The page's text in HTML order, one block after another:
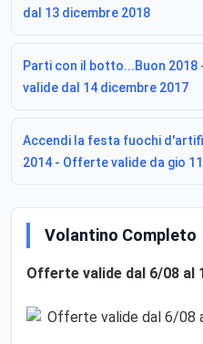
dal 13 dicembre 2018
Parti con il botto...Buon 2018
valide dal 14 dicembre 2017
Accendi la festa fuochi
2014 - Offerte valide da gio
Volantino Completo
Offerte valide dal 6/08 al